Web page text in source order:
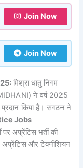
Join Now
Join Now
मिश्रा धातु निगम
ने वर्ष 2025
किया है। संगठन ने
Jobs
पर अप्रेंटिस भर्ती की
अप्रेंटिस और टेक्नीशियन